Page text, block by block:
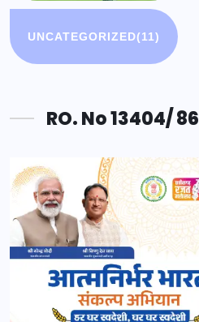
UNCATEGORIZED(11)
RO. No 13404/ 86